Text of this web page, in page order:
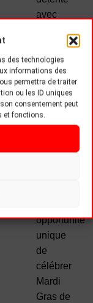
des technologies
informations des
permettra de traiter
ou les ID uniques
consentement peut
et fonctions.
avec
friandises
et des
boissons
opportunité
unique
de
célébrer
Mardi
Gras de